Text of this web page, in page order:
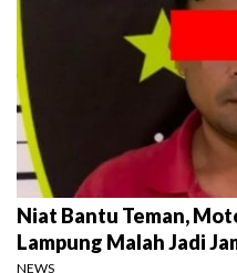
Niat Bantu Teman,
Lampung Malah Jadi
NEWS